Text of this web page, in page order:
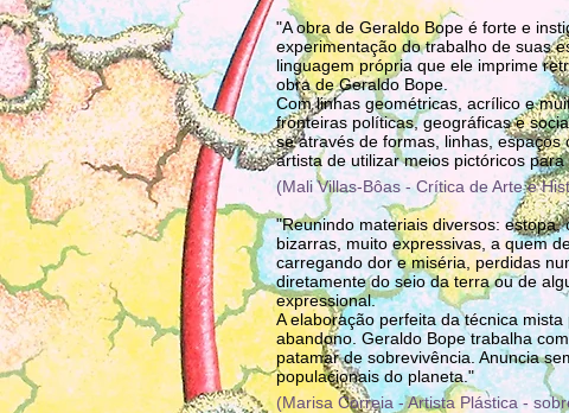
"A obra de Geraldo Bope é forte e
experimentação do trabalho de suas
linguagem própria que ele imprime
obra de Geraldo Bope.
Com linhas geométricas, acrílico e
fronteiras políticas, geográficas e
se através de formas, linhas,
artista de utilizar meios pictóricos
(Mali Villas-Bôas - Crítica de Arte e
"Reunindo materiais diversos:
bizarras, muito expressivas, a quem
carregando dor e miséria, perdidas
diretamente do seio da terra ou de
expressional.
A elaboração perfeita da técnica
abandono. Geraldo Bope trabalha
patamar de sobrevivência. Anuncia
populacionais do planeta."
(Marisa Correia - Artista Plástica -